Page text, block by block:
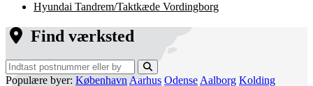
Hyundai Tandrem/Taktkæde Vordingborg
Find værksted
Populære byer: København Aarhus Odense Aalborg Kolding